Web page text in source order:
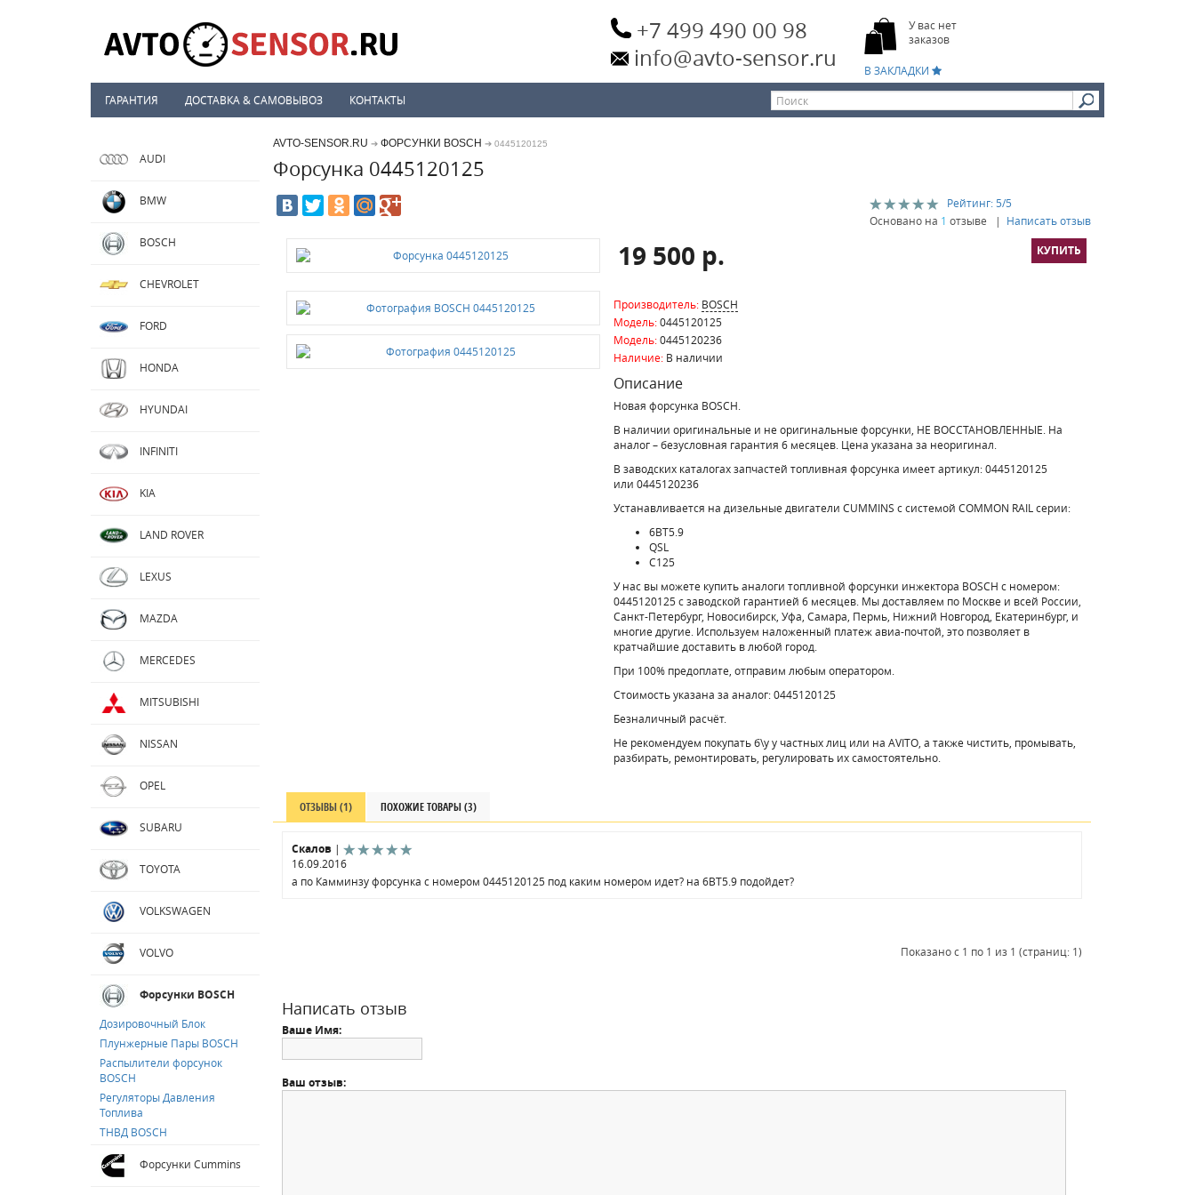
+7 499 490 00 98
info@avto-sensor.ru
У вас нет
заказов
В ЗАКЛАДКИ
ГАРАНТИЯ ДОСТАВКА & САМОВЫВОЗ КОНТАКТЫ
AUDI
BMW
BOSCH
CHEVROLET
FORD
HONDA
HYUNDAI
INFINITI
KIA
LAND ROVER
LEXUS
MAZDA
MERCEDES
MITSUBISHI
NISSAN
OPEL
SUBARU
TOYOTA
VOLKSWAGEN
VOLVO
Форсунки BOSCH
Дозировочный Блок
Плунжерные Пары BOSCH
Распылители форсунок
BOSCH
Регуляторы Давления
Топлива
ТНВД BOSCH
Форсунки Cummins
AVTO-SENSOR.RU ➔ ФОРСУНКИ BOSCH ➔ 0445120125
Форсунка 0445120125
Рейтинг:5/5
Основано на 1 отзыве | Написать отзыв
19 500 р.
Производитель: BOSCH
Модель: 0445120125
Модель:0445120236
Наличие: В наличии
Описание
Новая форсунка BOSCH.
В наличии оригинальные и не оригинальные форсунки, НЕ ВОССТАНОВЛЕННЫЕ. На
аналог – безусловная гарантия 6 месяцев. Цена указана за неоригинал.
В заводских каталогах запчастей топливная форсунка имеет артикул: 0445120125
или 0445120236
Устанавливается на дизельные двигатели CUMMINS с системой COMMON RAIL серии:
6BT5.9
QSL
C125
У нас вы можете купить аналоги топливной форсунки инжектора BOSCH с номером:
0445120125 с заводской гарантией 6 месяцев. Мы доставляем по Москве и всей России,
Санкт-Петербург, Новосибирск, Уфа, Самара, Пермь, Нижний Новгород, Екатеринбург, и
многие другие. Используем наложенный платеж авиа-почтой, это позволяет в
кратчайшие доставить в любой город.
При 100% предоплате, отправим любым оператором.
Стоимость указана за аналог: 0445120125
Безналичный расчёт.
Не рекомендуем покупать б\у у частных лиц или на AVITO, а также чистить, промывать,
разбирать, ремонтировать, регулировать их самостоятельно.
ОТЗЫВЫ (1) ПОХОЖИЕ ТОВАРЫ (3)
Скалов |
16.09.2016
а по Камминзу форсунка с номером 0445120125 под каким номером идет? на 6BT5.9 подойдет?
Показано с 1 по 1 из 1 (страниц: 1)
Написать отзыв
Ваше Имя:
Ваш отзыв: